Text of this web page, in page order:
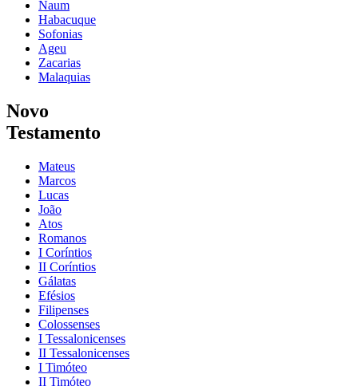
Naum
Habacuque
Sofonias
Ageu
Zacarias
Malaquias
Novo
Testamento
Mateus
Marcos
Lucas
João
Atos
Romanos
I Coríntios
II Coríntios
Gálatas
Efésios
Filipenses
Colossenses
I Tessalonicenses
II Tessalonicenses
I Timóteo
II Timóteo